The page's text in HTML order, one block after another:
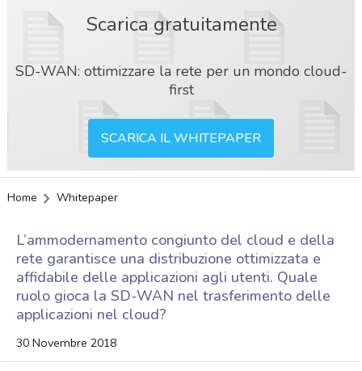
Scarica gratuitamente
SD-WAN: ottimizzare la rete per un mondo cloud-
first
SCARICA IL WHITEPAPER
Home Whitepaper
L’ammodernamento congiunto del cloud e della
rete garantisce una distribuzione ottimizzata e
affidabile delle applicazioni agli utenti. Quale
ruolo gioca la SD-WAN nel trasferimento delle
applicazioni nel cloud?
30 Novembre 2018